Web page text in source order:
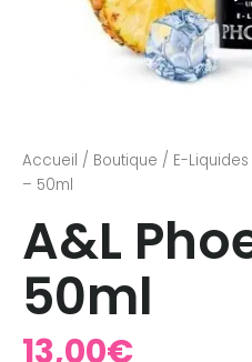
Accueil / Boutique / E-Liquides
– 50ml
A&L
50ml
13,00€